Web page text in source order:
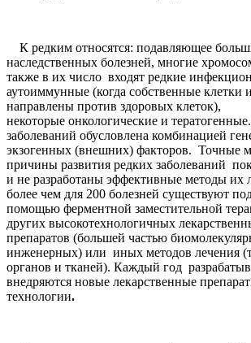
К редким относятся: подавляющее
наследственных болезней, многие
также в их число входят редкие
аутоиммунные (когда собственные клетки
направлены против здоровых клеток),
некоторые онкологические и
заболеваний обусловлена комбинацией
экзогенных (внешних) факторов. Точные
причины развития редких заболеваний
и не разработаны эффективные методы их
более чем для 200 болезней существуют
помощью ферментной заместительной
других высокотехнологичных
препаратов (большей частью
инженерных) или иных методов лечения
органов и тканей). Каждый год
внедряются новые лекарственные
технологии.